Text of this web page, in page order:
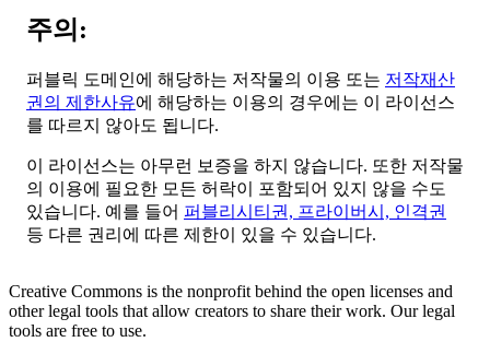
주의:
퍼블릭 도메인에 해당하는 저작물의 이용 또는 저작재산
권의 제한사유에 해당하는 이용의 경우에는 이 라이선스
를 따르지 않아도 됩니다.
이 라이선스는 아무런 보증을 하지 않습니다. 또한 저작물
의 이용에 필요한 모든 허락이 포함되어 있지 않을 수도
있습니다. 예를 들어 퍼블리시티권, 프라이버시, 인격권
등 다른 권리에 따른 제한이 있을 수 있습니다.
Creative Commons is the nonprofit behind the open licenses and
other legal tools that allow creators to share their work. Our legal
tools are free to use.